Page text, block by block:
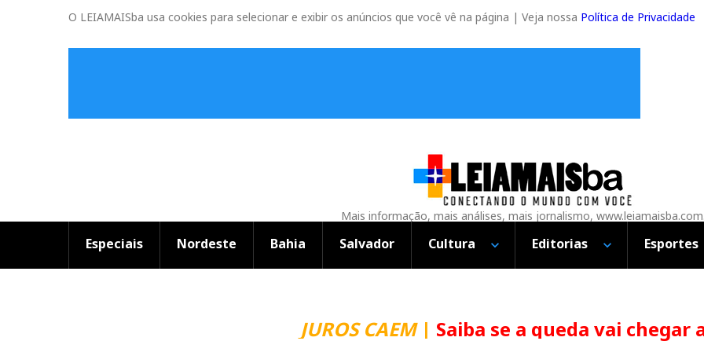
O LEIAMAISba usa cookies para selecionar e exibir os anúncios que você vê na página | Veja nossa Política de Privacidade
Mais informação, mais análises, mais jornalismo,
Especiais Nordeste Bahia Salvador Cultura Editorias Esportes
JUROS CAEM|Saiba se a queda vai chegar ao